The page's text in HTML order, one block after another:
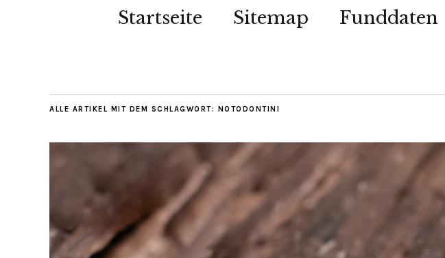
Startseite Sitemap Funddaten
ALLE ARTIKEL MIT DEM SCHLAGWORT: NOTODONTINI